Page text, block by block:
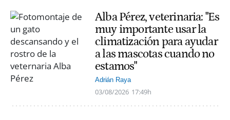
Alba Pérez, veterinaria: "Es
muy importante usar la
climatización para ayudar
a las mascotas cuando no
estamos"
Adrián Raya
03/08/2026 17:49h